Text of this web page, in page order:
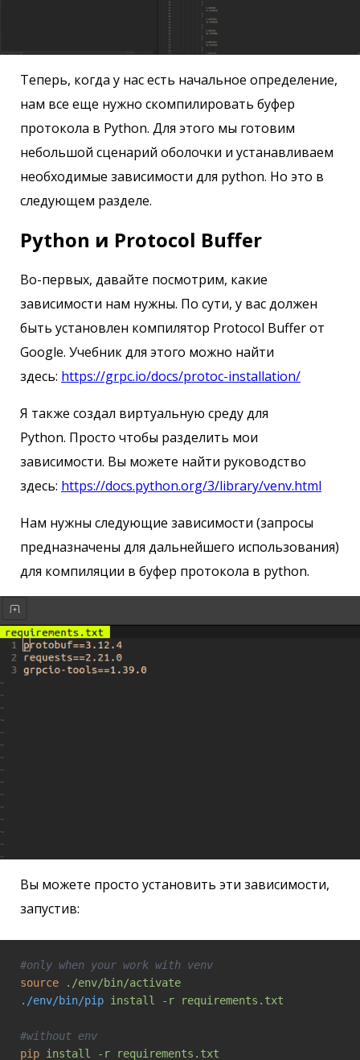
Теперь, когда у нас есть начальное определение,
нам все еще нужно скомпилировать буфер
протокола в Python. Для этого мы готовим
небольшой сценарий оболочки и устанавливаем
необходимые зависимости для python. Но это в
следующем разделе.
Python и Protocol Buffer
Во-первых, давайте посмотрим, какие
зависимости нам нужны. По сути, у вас должен
быть установлен компилятор Protocol Buffer от
Google. Учебник для этого можно найти
здесь: https://grpc.io/docs/protoc-installation/
Я также создал виртуальную среду для
Python. Просто чтобы разделить мои
зависимости. Вы можете найти руководство
здесь: https://docs.python.org/3/library/venv.html
Нам нужны следующие зависимости (запросы
предназначены для дальнейшего использования)
для компиляции в буфер протокола в python.
Вы можете просто установить эти зависимости,
запустив:
#only when your work with venv
source
./env/bin/activate
./env/bin/pip install -r requirements.txt
#without env
pip install -r requirements.txt